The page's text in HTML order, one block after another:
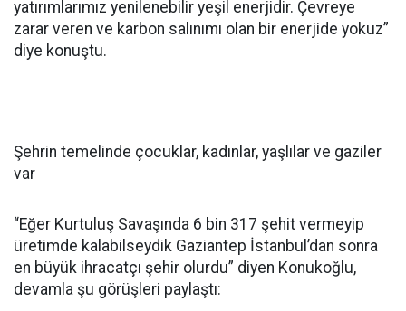
yatırımlarımız yenilenebilir yeşil enerjidir. Çevreye
zarar veren ve karbon salınımı olan bir enerjide yokuz”
diye konuştu.
Şehrin temelinde çocuklar, kadınlar, yaşlılar ve gaziler
var
“Eğer Kurtuluş Savaşında 6 bin 317 şehit vermeyip
üretimde kalabilseydik Gaziantep İstanbul’dan sonra
en büyük ihracatçı şehir olurdu” diyen Konukoğlu,
devamla şu görüşleri paylaştı: